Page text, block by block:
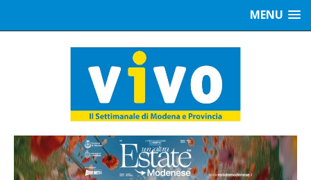
MENU